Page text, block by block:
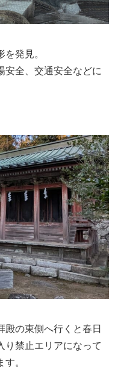
発見。
安全、交通安全などに
殿の東側へ行くと春日
り禁止エリアになって
。